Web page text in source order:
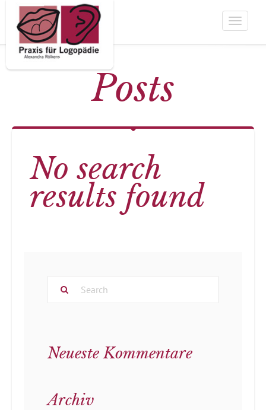
Toggle
Posts
No search
results found
Neueste Kommentare
Archiv